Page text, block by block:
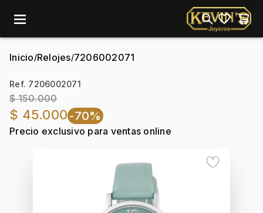
menu
Inicio/Relojes/7206002071
Ref. 7206002071
$ 150.000
$ 45.000 -70%
Precio exclusivo para ventas online